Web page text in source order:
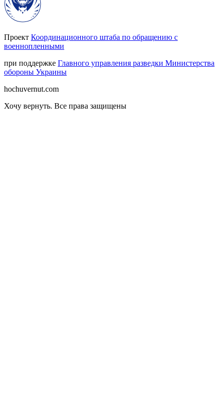
Проект Координационного штаба по обращению с
военнопленными
при поддержке Главного управления разведки Министерства
обороны Украины
hochuvernut.com
Хочу вернуть. Все права защищены